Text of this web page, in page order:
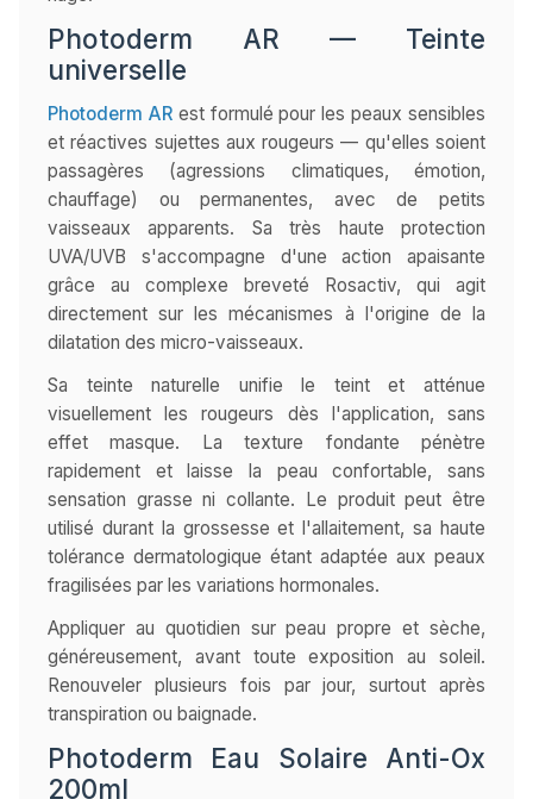
Photoderm AR — Teinte
universelle
Photoderm ARest formulé pour les peaux sensibles
et réactives sujettes aux rougeurs — qu'elles soient
passagères (agressions climatiques, émotion,
chauffage) ou permanentes, avec de petits
vaisseaux apparents. Sa très haute protection
UVA/UVB s'accompagne d'une action apaisante
grâce au complexe breveté Rosactiv, qui agit
directement sur les mécanismes à l'origine de la
dilatation des micro-vaisseaux.
Sa teinte naturelle unifie le teint et atténue
visuellement les rougeurs dès l'application, sans
effet masque. La texture fondante pénètre
rapidement et laisse la peau confortable, sans
sensation grasse ni collante. Le produit peut être
utilisé durant la grossesse et l'allaitement, sa haute
tolérance dermatologique étant adaptée aux peaux
fragilisées par les variations hormonales.
Appliquer au quotidien sur peau propre et sèche,
généreusement, avant toute exposition au soleil.
Renouveler plusieurs fois par jour, surtout après
transpiration ou baignade.
Photoderm Eau Solaire Anti-Ox
200ml